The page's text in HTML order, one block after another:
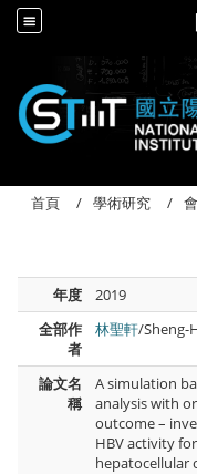
首頁 學術研究
年度
2019
全部作
者
林聖軒/Sheng-
論文名
稱
A simulation
analysis with
outcome –
HBV activity
hepatocellular